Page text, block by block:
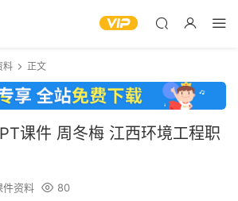
料 正文
课件 周冬梅 江西环境工程职
件资料 80